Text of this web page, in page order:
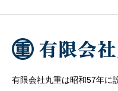
有限会社丸重は昭和57年に